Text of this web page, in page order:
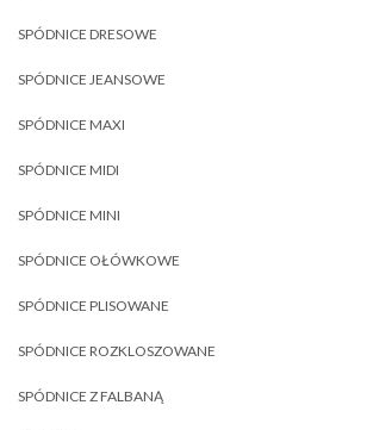
SPÓDNICE DRESOWE
SPÓDNICE JEANSOWE
SPÓDNICE MAXI
SPÓDNICE MIDI
SPÓDNICE MINI
SPÓDNICE OŁÓWKOWE
SPÓDNICE PLISOWANE
SPÓDNICE ROZKLOSZOWANE
SPÓDNICE Z FALBANĄ